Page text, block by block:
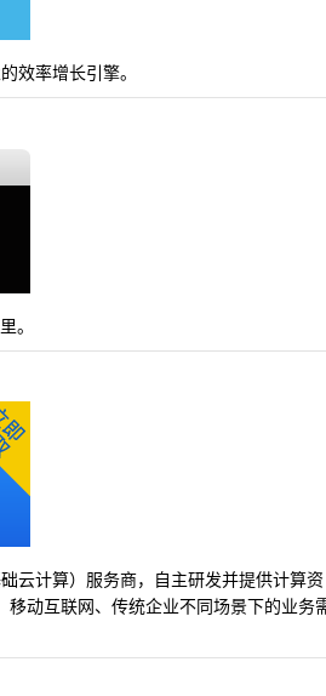
效率增长引擎。
。
云计算）服务商，自主研发并提供计算资
动互联网、传统企业不同场景下的业务